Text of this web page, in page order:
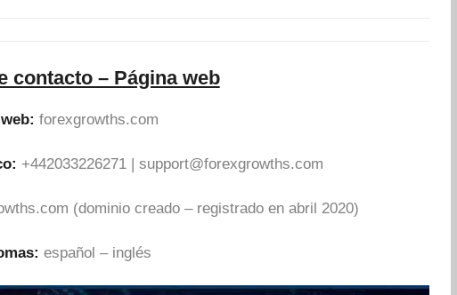
contacto – Página web
forexgrowths.com
+442033226271 | support@forexgrowths.com
(dominio creado – registrado en abril 2020)
español – inglés